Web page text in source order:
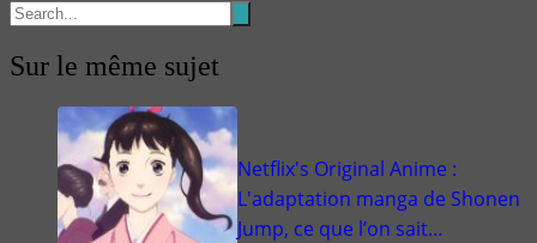
Sur le même sujet
Netflix's Original Anime :
L'adaptation manga de Shonen
Jump, ce que l’on sait…